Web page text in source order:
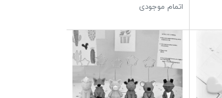
اتمام موجودی